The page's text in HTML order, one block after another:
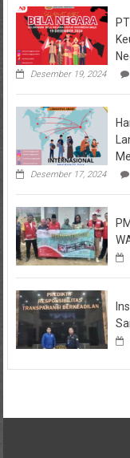
Desember 19, 2024
Desember 17, 2024